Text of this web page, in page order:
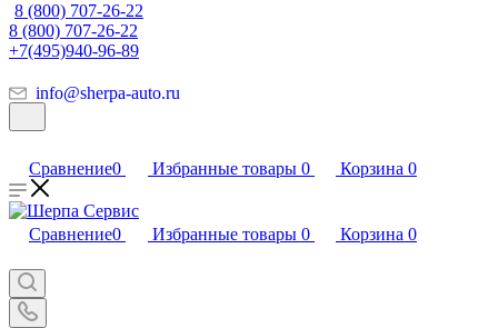
8 (800) 707-26-22
8 (800) 707-26-22
+7(495)940-96-89
info@sherpa-auto.ru
Сравнение0 Избранные товары 0 Корзина 0
Сравнение0 Избранные товары 0 Корзина 0